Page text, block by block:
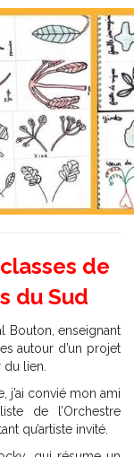
de
du Sud
Bouton, enseignant
autour d’un projet
lien.
j’ai convié mon ami
de l’Orchestre
qu’artiste invité.